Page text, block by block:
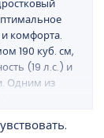
комфорта.
190 куб. см,
(19 л.с.) и
Одним из
его
и